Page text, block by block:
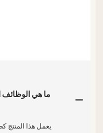
ما هي الوظائف
يعمل هذا المنتج